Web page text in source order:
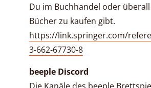
Du im Buchhandel oder
Bücher zu kaufen gibt.
https://link.springer.com/
3-662-67730-8
beeple Discord